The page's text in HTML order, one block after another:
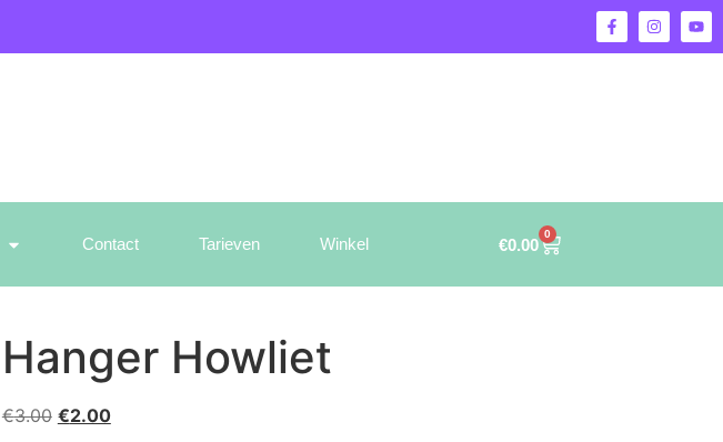
Contact Tarieven Winkel €0.00
0
Hanger Howliet
€3.00 €2.00